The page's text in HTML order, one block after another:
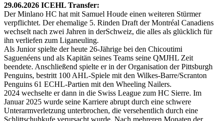
29.06.2026 ICEHL Transfer:
Der Minlano HC hat mit Samuel Houde einen weiteren Stürmer
verpflichtet. Der ehemalige 5. Rinden Draft der Montréal Canadiens
wechselt nach zwei Jahren in derSchweiz, die alles als glücklich für
ihn verliefen zum Liganeuling.
Als Junior spielte der heute 26-Jährige bei den Chicoutimi
Saguenéens und als Kapitän seines Teams seine QMJHL Zeit
beendete. Anschließend spielte er in der Organisation der Pittsburgh
Penguins, bestritt 100 AHL-Spiele mit den Wilkes-Barre/Scranton
Penguins 61 ECHL-Partien mit den Wheeling Nailers.
2024 wechselte er dann in die Swiss League zum HC Sierre. Im
Januar 2025 wurde seine Karriere abrupt durch eine schwere
Unterarmverletzung unterbrochen, die versehentlich durch eine
Schlittschuhkufe verursacht wurde. Nach mehreren Monaten der